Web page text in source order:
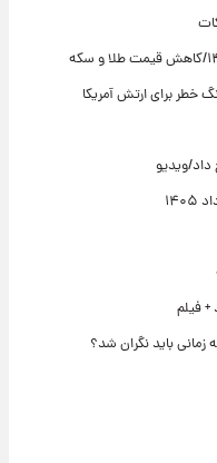
خطر برای ارتش آمریکا
داد/ویدیو
+ فیلم
زمانی باید نگران شد؟